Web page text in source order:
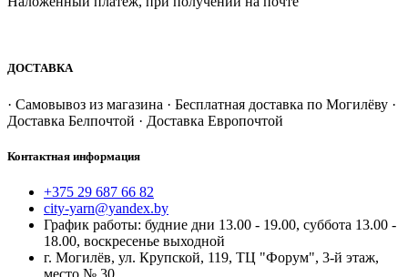
ДОСТАВКА
· Самовывоз из магазина · Бесплатная доставка по Могилёву ·
Доставка Белпочтой · Доставка Европочтой
Контактная информация
+375 29 687 66 82
city-yarn@yandex.by
График работы: будние дни 13.00 - 19.00, суббота 13.00 -
18.00, воскресенье выходной
г. Могилёв, ул. Крупской, 119, ТЦ "Форум", 3-й этаж,
место № 30